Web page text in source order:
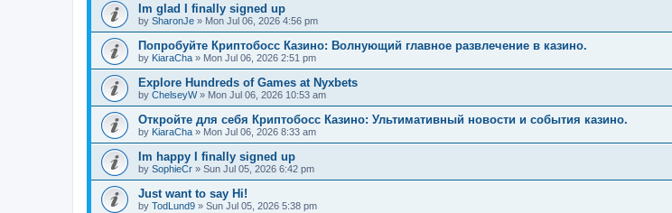
Im glad I finally signed up
by SharonJe » Mon Jul 06, 2026 4:56 pm
Попробуйте Криптобосс Казино: Волнующий главное развлечение в казино.
by KiaraCha » Mon Jul 06, 2026 2:51 pm
Explore Hundreds of Games at Nyxbets
by ChelseyW» Mon Jul 06, 2026 10:53 am
Откройте для себя Криптобосс Казино: Ультимативный новости и события казино.
by KiaraCha » Mon Jul 06, 2026 8:33 am
Im happy I finally signed up
by SophieCr » Sun Jul 05, 2026 6:42 pm
Just want to say Hi!
by TodLund9 » Sun Jul 05, 2026 5:38 pm